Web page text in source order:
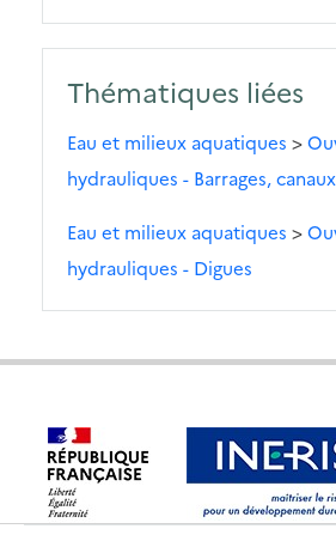
Thématiques liées
Eau et milieux aquatiques >
hydrauliques - Barrages, canaux
Eau et milieux aquatiques >
hydrauliques - Digues